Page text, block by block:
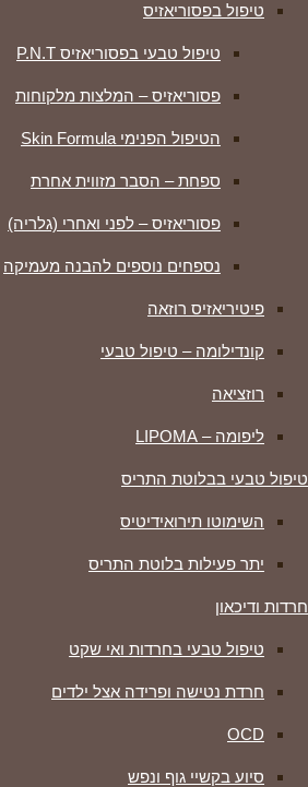
טיפול בפסוריאזיס
טיפול טבעי בפסוריאזיס P.N.T
פסוריאזיס – המלצות מלקוחות
הטיפול הפנימי Skin Formula
ספחת – הסבר מזווית אחרת
פסוריאזיס – לפני ואחרי (גלריה)
נספחים נוספים להבנה מעמיקה
פיטיריאזיס רוזאה
קונדילומה – טיפול טבעי
רוזציאה
ליפומה – LIPOMA
טיפול טבעי בבלוטת התריס
השימוטו תירואידיטיס
יתר פעילות בלוטת התריס
חרדות ודיכאון
טיפול טבעי בחרדות ואי שקט
חרדת נטישה ופרידה אצל ילדים
OCD
סיוע בקשיי גוף ונפש